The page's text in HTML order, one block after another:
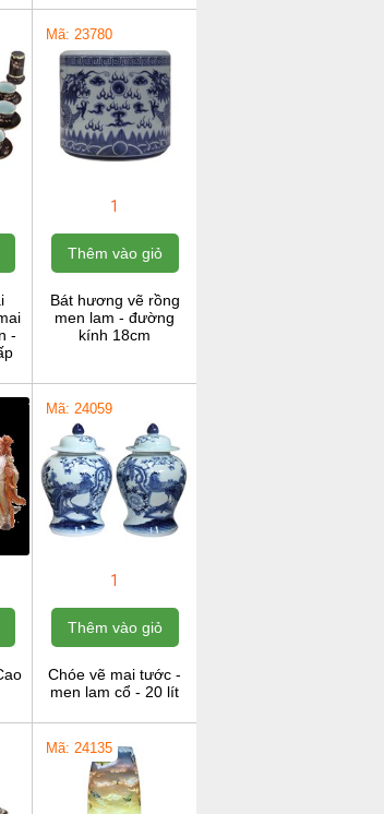
-
Mã: 23780
1
Thêm vào giỏ
Bát hương vẽ rồng
men lam - đường
kính 18cm
Mã: 24059
1
Thêm vào giỏ
Chóe vẽ mai tước -
men lam cổ - 20 lít
Mã: 24135